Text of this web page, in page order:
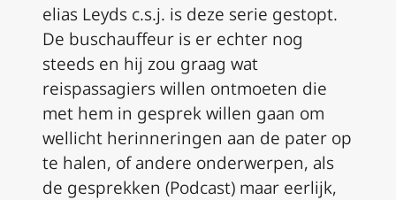
elias Leyds c.s.j. is deze serie gestopt.
De buschauffeur is er echter nog
steeds en hij zou graag wat
reispassagiers willen ontmoeten die
met hem in gesprek willen gaan om
wellicht herinneringen aan de pater op
te halen, of andere onderwerpen, als
de gesprekken (Podcast) maar eerlijk,